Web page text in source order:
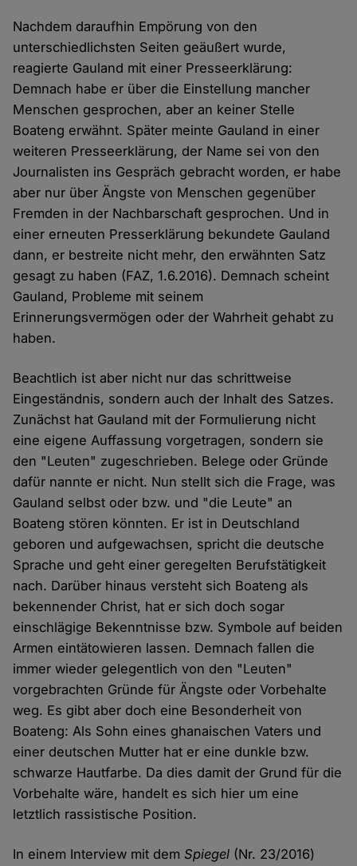
Nachdem daraufhin Empörung von den
unterschiedlichsten Seiten geäußert wurde,
reagierte Gauland mit einer Presseerklärung:
Demnach habe er über die Einstellung mancher
Menschen gesprochen, aber an keiner Stelle
Boateng erwähnt. Später meinte Gauland in einer
weiteren Presseerklärung, der Name sei von den
Journalisten ins Gespräch gebracht worden, er habe
aber nur über Ängste von Menschen gegenüber
Fremden in der Nachbarschaft gesprochen. Und in
einer erneuten Presserklärung bekundete Gauland
dann, er bestreite nicht mehr, den erwähnten Satz
gesagt zu haben (FAZ, 1.6.2016). Demnach scheint
Gauland, Probleme mit seinem
Erinnerungsvermögen oder der Wahrheit gehabt zu
haben.
Beachtlich ist aber nicht nur das schrittweise
Eingeständnis, sondern auch der Inhalt des Satzes.
Zunächst hat Gauland mit der Formulierung nicht
eine eigene Auffassung vorgetragen, sondern sie
den "Leuten" zugeschrieben. Belege oder Gründe
dafür nannte er nicht. Nun stellt sich die Frage, was
Gauland selbst oder bzw. und "die Leute" an
Boateng stören könnten. Er ist in Deutschland
geboren und aufgewachsen, spricht die deutsche
Sprache und geht einer geregelten Berufstätigkeit
nach. Darüber hinaus versteht sich Boateng als
bekennender Christ, hat er sich doch sogar
einschlägige Bekenntnisse bzw. Symbole auf beiden
Armen eintätowieren lassen. Demnach fallen die
immer wieder gelegentlich von den "Leuten"
vorgebrachten Gründe für Ängste oder Vorbehalte
weg. Es gibt aber doch eine Besonderheit von
Boateng: Als Sohn eines ghanaischen Vaters und
einer deutschen Mutter hat er eine dunkle bzw.
schwarze Hautfarbe. Da dies damit der Grund für die
Vorbehalte wäre, handelt es sich hier um eine
letztlich rassistische Position.
In einem Interview mit demSpiegel (Nr. 23/2016)